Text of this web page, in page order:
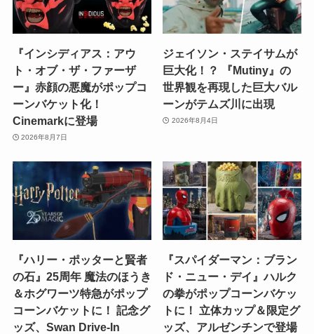
『インシディアス：アウ
ト・オブ・ザ・ファーザ
ー』赤顔の悪魔がポップコ
ーンバケット化！
Cinemarkに登場
2026年8月7日
ジェイソン・ステイサムが
巨大化！？ 『Mutiny』の
世界観を再現した巨大バル
ーンがテムズ川に出現
2026年8月4日
『ハリー・ポッターと賢者
の石』25周年 魔法のほうき
＆ホグワーツ特急がポップ
コーンバケットに！ 記念グ
ッズ、Swan Drive-In
『スパイダーマン：ブラン
ド・ニュー・デイ』ハルク
の拳がポップコーンバケッ
トに！ 立体カップ＆限定グ
ッズ、アルゼンチンで登場